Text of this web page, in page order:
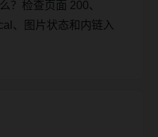
？检查页面 200、
、图片状态和内链入